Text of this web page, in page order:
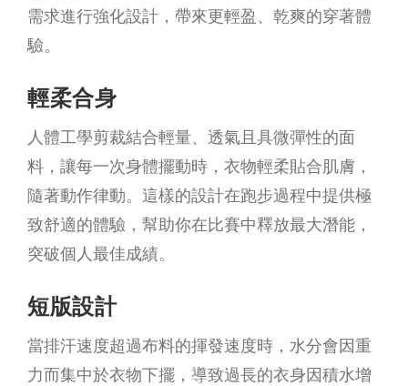
需求進行強化設計，帶來更輕盈、乾爽的穿著體
驗。
輕柔合身
人體工學剪裁結合輕量、透氣且具微彈性的面
料，讓每一次身體擺動時，衣物輕柔貼合肌膚，
隨著動作律動。這樣的設計在跑步過程中提供極
致舒適的體驗，幫助你在比賽中釋放最大潛能，
突破個人最佳成績。
短版設計
當排汗速度超過布料的揮發速度時，水分會因重
力而集中於衣物下擺，導致過長的衣身因積水增